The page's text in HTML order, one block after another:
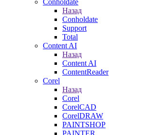
Conholdate
Назад
Conholdate
Support
Total
Content AI
Назад
Content AI
ContentReader
Corel
Назад
Corel
CorelCAD
CorelDRAW
PAINTSHOP
PAINTER